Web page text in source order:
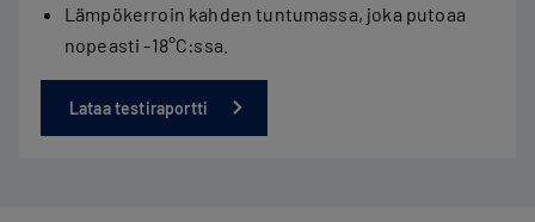
Lämpökerroin kahden tuntumassa, joka putoaa
nopeasti -18°C:ssa.
Lataa testiraportti